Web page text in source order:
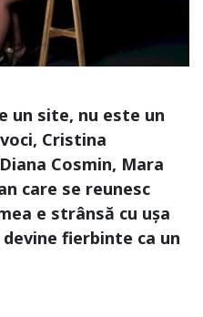
un site, nu este un
Cristina
Cosmin, Mara
care se reunesc
e strânsă cu ușa
fierbinte ca un